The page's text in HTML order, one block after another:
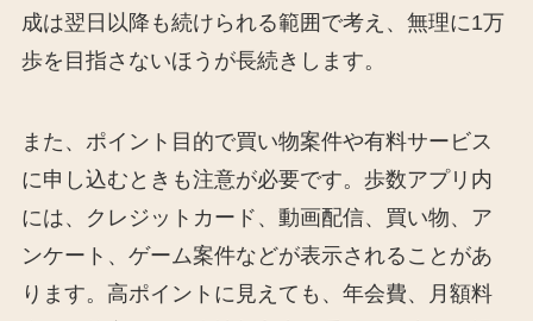
成は翌日以降も続けられる範囲で考え、無理に1万
歩を目指さないほうが長続きします。
また、ポイント目的で買い物案件や有料サービス
に申し込むときも注意が必要です。歩数アプリ内
には、クレジットカード、動画配信、買い物、ア
ンケート、ゲーム案件などが表示されることがあ
ります。高ポイントに見えても、年会費、月額料